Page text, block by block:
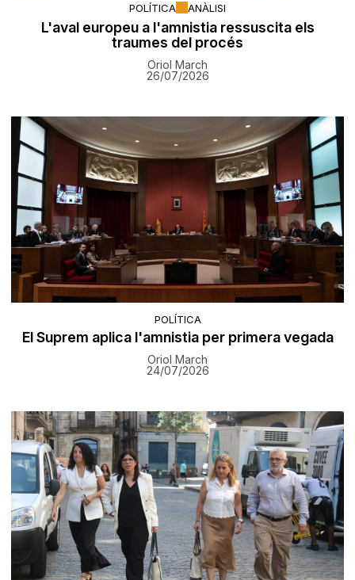
POLÍTICA ANÀLISI
L'aval europeu a l'amnistia ressuscita els
traumes del procés
Oriol March
26/07/2026
POLÍTICA
El Suprem aplica l'amnistia per primera vegada
Oriol March
24/07/2026